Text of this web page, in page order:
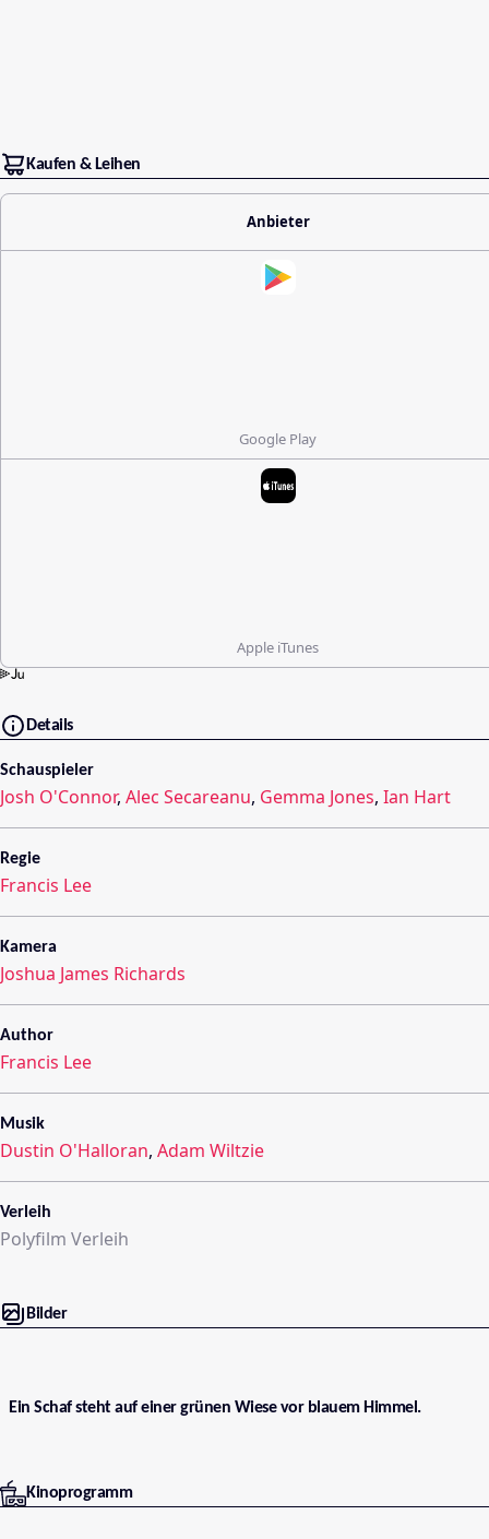
Kaufen & Leihen
Anbieter
Google Play
Apple iTunes
Details
Schauspieler
Josh O'Connor, Alec Secareanu, Gemma Jones, Ian Hart
Regie
Francis Lee
Kamera
Joshua James Richards
Author
Francis Lee
Musik
Dustin O'Halloran, Adam Wiltzie
Verleih
Polyfilm Verleih
Bilder
Ein Schaf steht auf einer grünen Wiese vor blauem Himmel.
Kinoprogramm